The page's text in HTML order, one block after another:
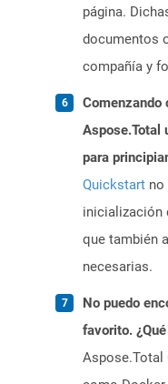
página.
documentos
compañía y
Comenzando
Aspose.Total
para
Quickstart no
inicialización
que también
necesarias.
No puedo
favorito.
Aspose.Total